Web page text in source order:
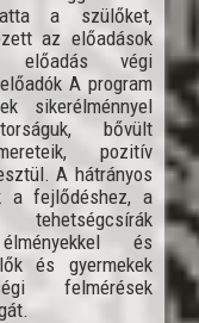
a szülőket,
az előadások
előadás végi
A program
sikerélménnyel
bővült
pozitív
A hátrányos
a fejlődéshez, a
és
és gyermekek
felmérések